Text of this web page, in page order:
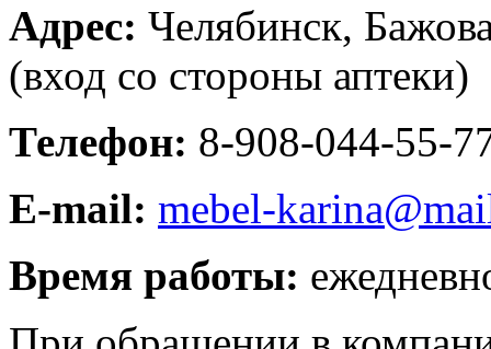
Адрес: Челябинск,
(вход со стороны аптеки)
Телефон: 8-908-044-55-
E-mail: mebel-
Время работы: